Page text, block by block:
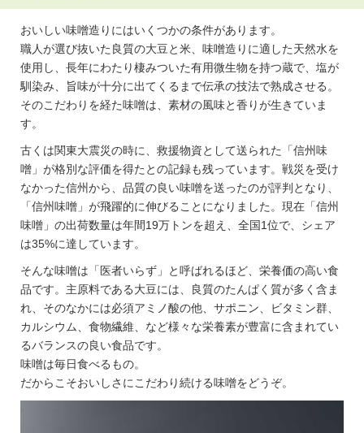
おいしい味噌造りにはいくつかの条件があります。
職人が選び抜いた良質の大豆と米、味噌造りに適した天然水を
使用し、長年にわたり棲みついた有用微生物を持つ蔵で、塩が
馴染み、旨味が十分に出てくるまで伝承の技法で熟成させる。
そのこだわりを経た味噌は、素材の風味と香りが生きていま
す。
古くは関東大震災の時に、救援物資として送られた「信州味
噌」が格別な評価を得たとの記録も残っています。戦災を受け
なかった信州から、品質の良い味噌を送ったのが評判となり、
「信州味噌」が飛躍的に伸びることになりました。現在「信州
味噌」の出荷数量は年間19万トンを超え、全国1位で、シェア
は35%に達しています。
そんな味噌は「医者いらず」と呼ばれるほど、栄養価の高い食
品です。主原料である大豆には、良質のたんぱく質が多く含ま
れ、そのなかには必須アミノ酸の他、サポニン、ビタミン群、
カルシウム、食物繊維、など様々な栄養素が豊富に含まれてい
るバランスの良い食品です。
味噌は毎日食べるもの。
だからこそおいしさにこだわり続ける味噌をどうぞ。